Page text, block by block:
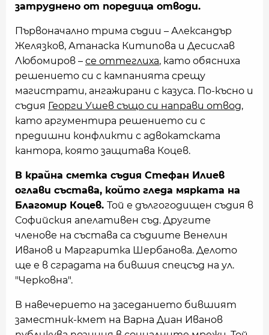
затруднено от поредица отводи.
Първоначално трима съдии – Александър
Желязков, Атанаска Китипова и Десислав
Любомиров – се оттеглиха, като обясниха
решението си с кампанията срещу
магистрати, ангажирани с казуса. По-късно и
съдия Георги Ушев също си направи отвод,
като аргументира решението си с
предишни конфликти с адвокатската
кантора, която защитава Коцев.
В крайна сметка съдия Стефан Илиев
оглави състава, който гледа мярката на
Благомир Коцев. Той е дългогодищен съдия в
Софийския апелативен съд. Другите
членове на състава са съдиите Венелин
Иванов и Маргаритка Шербанова. Делото
ще е в сградата на бившия спецсъд на ул.
"Черковна".
В навечерието на заседанието бившият
заместник-кмет на Варна Диан Иванов